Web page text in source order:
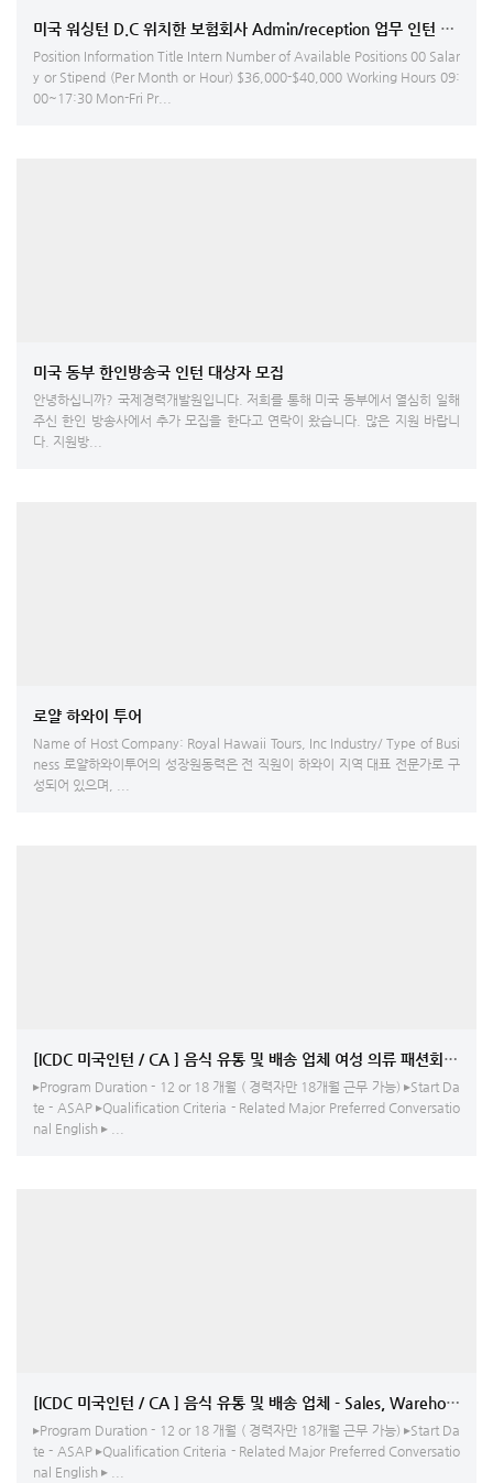
미국 워싱턴 D.C 위치한 보험회사 Admin/reception 업무 인턴 모집
Position Information Title Intern Number of Available Positions 00 Salar
y or Stipend (Per Month or Hour) $36,000-$40,000 Working Hours 09:
00~17:30 Mon-Fri Pr...
미국 동부 한인방송국 인턴 대상자 모집
안녕하십니까? 국제경력개발원입니다. 저희를 통해 미국 동부에서 열심히 일해
주신 한인 방송사에서 추가 모집을 한다고 연락이 왔습니다. 많은 지원 바랍니
다. 지원방...
로얄 하와이 투어
Name of Host Company: Royal Hawaii Tours, Inc Industry/ Type of Busi
ness 로얄하와이투어의 성장원동력은 전 직원이 하와이 지역 대표 전문가로 구
성되어 있으며, ...
▸Program Duration - 12 or 18 개월 ( 경력자만 18개월 근무 가능) ▸Start Da
te - ASAP ▸Qualification Criteria - Related Major Preferred Conversatio
nal English ▸ ...
[ICDC 미국인턴 / CA ] 음식 유통 및 배송 업체 -
▸Program Duration - 12 or 18 개월 ( 경력자만 18개월 근무 가능) ▸Start Da
te - ASAP ▸Qualification Criteria - Related Major Preferred Conversatio
nal English ▸ ...